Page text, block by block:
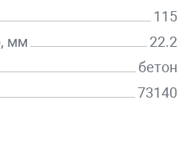
115
мм
22.2
бетон
73140